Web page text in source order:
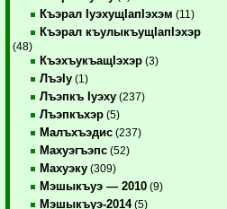
Къэрал IуэхущIапIэхэм (11)
Къэрал къулыкъущIапIэхэр
(48)
КъэхъукъащIэхэр (3)
ЛъэIу (1)
Лъэпкъ Iуэху (237)
Лъэпкъхэр (5)
Малъхъэдис (237)
Махуэгъэпс (52)
Махуэку (309)
Мэшыкъуэ — 2010 (9)
Мэшыкъуэ-2014(5)